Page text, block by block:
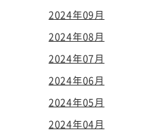
2024年09月
2024年08月
2024年07月
2024年06月
2024年05月
2024年04月